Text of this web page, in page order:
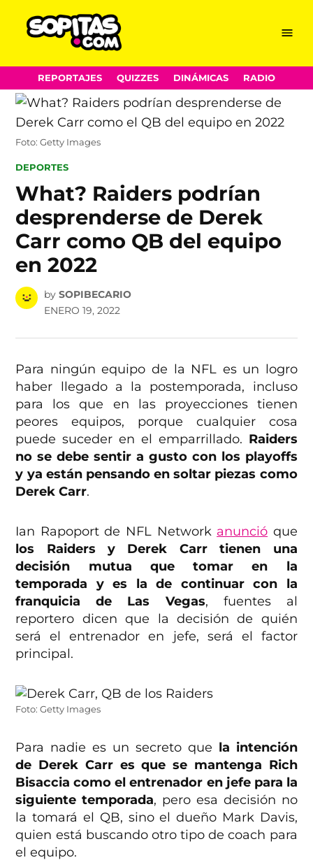
Skip
to
content
Menu
REPORTAJES QUIZZES DINÁMICAS RADIO
Foto: Getty Images
POSTED
DEPORTES
What? Raiders podrían
desprenderse de Derek
Carr como QB del equipo
en 2022
by SOPIBECARIO
ENERO 19, 2022
Para ningún equipo de la NFL es un logro
haber llegado a la postemporada, incluso
para los que en las proyecciones tienen
peores equipos, porque cualquier cosa
puede suceder en el emparrillado. Raiders
no se debe sentir a gusto con los playoffs
y ya están pensando en soltar piezas como
Derek Carr.
Ian Rapoport de NFL Network anunció que
los Raiders y Derek Carr tienen una
decisión mutua que tomar en la
temporada y es la de continuar con la
franquicia de Las Vegas, fuentes al
reportero dicen que la decisión de quién
será el entrenador en jefe, será el factor
principal.
Foto: Getty Images
Para nadie es un secreto que la intención
de Derek Carr es que se mantenga Rich
Bisaccia como el entrenador en jefe para la
siguiente temporada, pero esa decisión no
la tomará el QB, sino el dueño Mark Davis,
quien está buscando otro tipo de coach para
el equipo.